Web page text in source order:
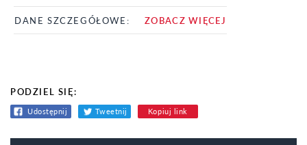
DANE SZCZEGÓŁOWE: ZOBACZ WIĘCEJ
PODZIEL SIĘ:
Udostępnij Tweetnij Kopiuj link